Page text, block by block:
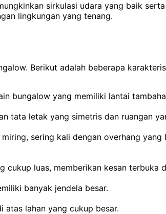
sirkulasi udara yang baik
lingkungan yang tenang.
Berikut adalah beberapa
bungalow yang memiliki lantai
tata letak yang simetris dan ruangan
sering kali dengan overhang
luas, memberikan kesan terbuka
banyak jendela besar.
atas lahan yang cukup besar.